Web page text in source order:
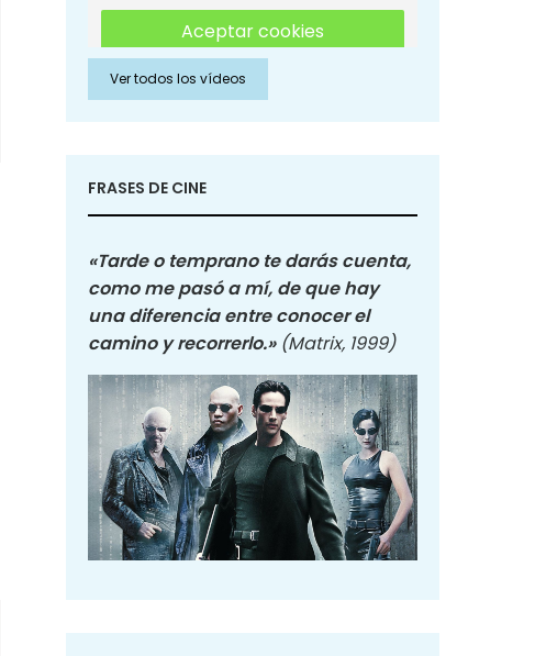
Aceptar cookies
Aceptar cookies de Redes
Sociales
Ver todos los vídeos
FRASES DE CINE
«Tarde o temprano te darás cuenta,
como me pasó a mí, de que hay
una diferencia entre conocer el
camino y recorrerlo.» (Matrix, 1999)